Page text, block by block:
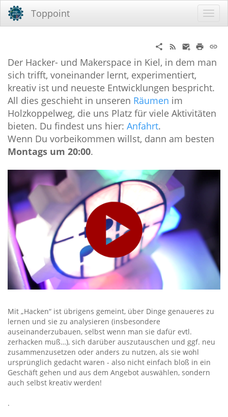
Toppoint
Der Hacker- und Makerspace in Kiel, in dem man
sich trifft, voneinander lernt, experimentiert,
kreativ ist und neueste Entwicklungen bespricht.
All dies geschieht in unseren Räumen im
Holzkoppelweg, die uns Platz für viele Aktivitäten
bieten. Du findest uns hier: Anfahrt.
Wenn Du vorbeikommen willst, dann am besten
Montags um 20:00.
Mit „Hacken“ ist übrigens gemeint, über Dinge genaueres zu
lernen und sie zu analysieren (insbesondere
auseinanderzubauen, selbst wenn man sie dafür evtl.
zerhacken muß…), sich darüber auszutauschen und ggf. neu
zusammenzusetzen oder anders zu nutzen, als sie wohl
ursprünglich gedacht waren - also nicht einfach bloß in ein
Geschäft gehen und aus dem Angebot auswählen, sondern
auch selbst kreativ werden!
.